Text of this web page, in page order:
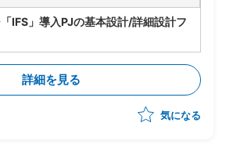
「IFS」導入PJの基本設計/詳細設計フ
能とカスタマイズ機能でそれぞれ実
基本設計/詳細設計を実施
詳細を見る
気になる